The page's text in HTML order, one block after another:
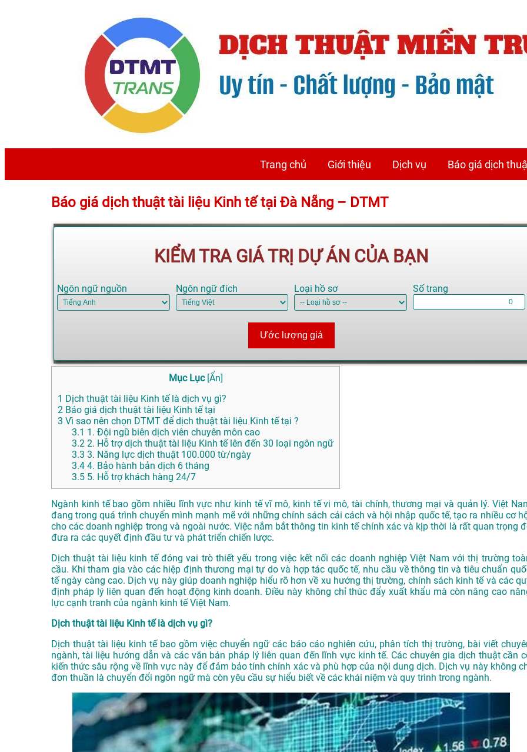
Trang chủ Giới thiệu Dịch vụ Báo giá dịch
Báo giá dịch thuật tài liệu Kinh tế tại Đà Nẵng – DTMT
KIỂM TRA GIÁ TRỊ DỰ ÁN CỦA BẠN
Ngôn ngữ nguồn Ngôn ngữ đích Loại hồ sơ Số trang
Ước lượng giá
Mục Lục [Ẩn]
1 Dịch thuật tài liệu Kinh tế là dịch vụ gì?
2 Báo giá dịch thuật tài liệu Kinh tế tại
3 Vì sao nên chọn DTMT để dịch thuật tài liệu Kinh tế tại ?
3.1 1. Đội ngũ biên dịch viên chuyên môn cao
3.2 2. Hỗ trợ dịch thuật tài liệu Kinh tế lên đến 30 loại ngôn ngữ
3.3 3. Năng lực dịch thuật 100.000 từ/ngày
3.4 4. Bảo hành bản dịch 6 tháng
3.5 5. Hỗ trợ khách hàng 24/7
Ngành kinh tế bao gồm nhiều lĩnh vực như kinh tế vĩ mô, kinh tế vi mô, tài chính, thương mại và quản lý. Việt
đang trong quá trình chuyển mình mạnh mẽ với những chính sách cải cách và hội nhập quốc tế, tạo ra nhiều cơ
cho các doanh nghiệp trong và ngoài nước. Việc nắm bắt thông tin kinh tế chính xác và kịp thời là rất quan trọng
đưa ra các quyết định đầu tư và phát triển chiến lược.
Dịch thuật tài liệu kinh tế đóng vai trò thiết yếu trong việc kết nối các doanh nghiệp Việt Nam với thị trường
cầu. Khi tham gia vào các hiệp định thương mại tự do và hợp tác quốc tế, nhu cầu về thông tin và tiêu chuẩn
tế ngày càng cao. Dịch vụ này giúp doanh nghiệp hiểu rõ hơn về xu hướng thị trường, chính sách kinh tế và các
định pháp lý liên quan đến hoạt động kinh doanh. Điều này không chỉ thúc đẩy xuất khẩu mà còn nâng cao
lực cạnh tranh của ngành kinh tế Việt Nam.
Dịch thuật tài liệu Kinh tế là dịch vụ gì?
Dịch thuật tài liệu kinh tế bao gồm việc chuyển ngữ các báo cáo nghiên cứu, phân tích thị trường, bài viết
ngành, tài liệu hướng dẫn và các văn bản pháp lý liên quan đến lĩnh vực kinh tế. Các chuyên gia dịch thuật cần
kiến thức sâu rộng về lĩnh vực này để đảm bảo tính chính xác và phù hợp của nội dung dịch. Dịch vụ này không
đơn thuần là chuyển đổi ngôn ngữ mà còn yêu cầu sự hiểu biết về các khái niệm và quy trình trong ngành.